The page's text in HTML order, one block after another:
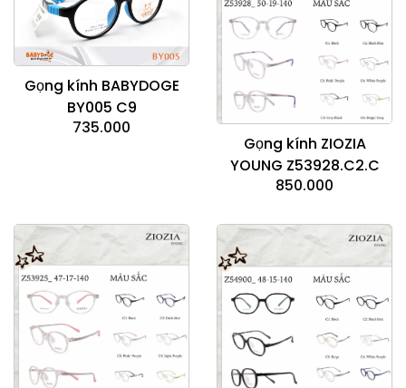
Gọng kính BABYDOGE
BY005 C9
735.000
Gọng kính ZIOZIA
YOUNG Z53928.C2.C
850.000